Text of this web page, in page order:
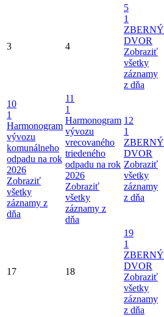
3 4
5
1
ZBERNÝ
DVOR
Zobraziť
všetky
záznamy
z dňa
10
1
Harmonogram
vývozu
komunálneho
odpadu na rok
2026
Zobraziť
všetky
záznamy z
dňa
11
1
Harmonogram
vývozu
vrecovaného
triedeného
odpadu na rok
2026
Zobraziť
všetky
záznamy z
dňa
12
1
ZBERNÝ
DVOR
Zobraziť
všetky
záznamy
z dňa
17 18
19
1
ZBERNÝ
DVOR
Zobraziť
všetky
záznamy
z dňa